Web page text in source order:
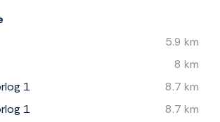
5.9 km
8 km
1
8.7 km
1
8.7 km